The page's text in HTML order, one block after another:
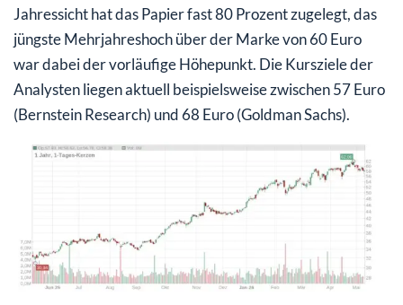
Jahressicht hat das Papier fast 80 Prozent zugelegt, das
jüngste Mehrjahreshoch über der Marke von 60 Euro
war dabei der vorläufige Höhepunkt. Die Kursziele der
Analysten liegen aktuell beispielsweise zwischen 57 Euro
(Bernstein Research) und 68 Euro (Goldman Sachs).